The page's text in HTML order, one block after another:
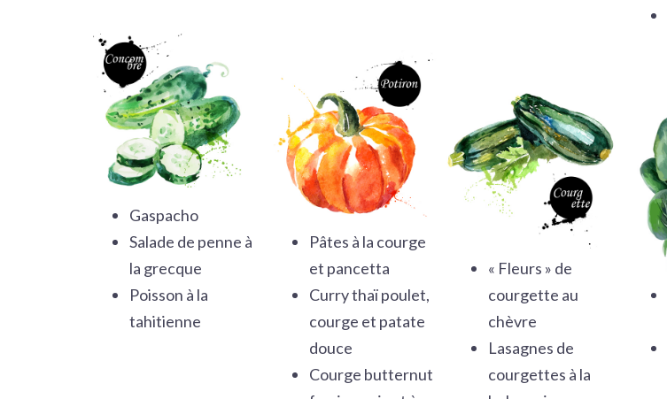
Gaspacho
Salade de penne à
la grecque
Poisson à la
tahitienne
Pâtes à la courge
et pancetta
Curry thaï poulet,
courge et patate
douce
Courge butternut
« Fleurs » de
courgette au
chèvre
Lasagnes de
courgettes à la